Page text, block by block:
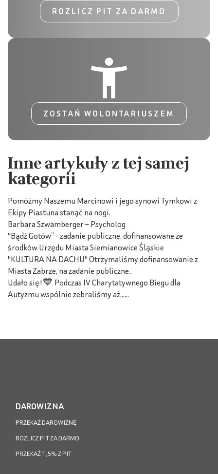
ROZLICZ PIT ZA DARMO
ZOSTAŃ WOLONTARIUSZEM
Inne artykuły z tej samej
kategorii
Pomóżmy Naszemu Marcinowi i jego synowi Tymkowi z
Ekipy Piastuna stanąć na nogi.
Barbara Szwamberger – Psycholog
"Bądź Gotów” - zadanie publiczne, dofinansowane ze
środków Urzędu Miasta Siemianowice Śląskie
"KULTURA NA DACHU" Otrzymaliśmy dofinansowanie z
Miasta Zabrze, na zadanie publiczne..
Udało się!💙 Podczas IV Charytatywnego Biegu dla
Autyzmu wspólnie zebraliśmy aż......
DAROWIZNA
PRZEKAŻ DAROWIZNĘ
ROZLICZ PIT ZA DARMO
PRZEKAŻ 1,5% Z PIT